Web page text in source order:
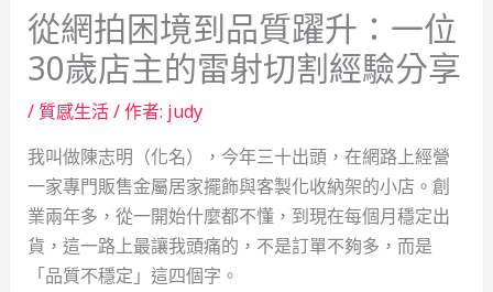
從網拍困境到品質躍升：一位
30歲店主的雷射切割經驗分享
/ 質感生活/ 作者: judy
我叫做陳志明（化名），今年三十出頭，在網路上經營
一家專門販售金屬居家擺飾與客製化收納架的小店。創
業兩年多，從一開始什麼都不懂，到現在每個月穩定出
貨，這一路上最讓我頭痛的，不是訂單不夠多，而是
「品質不穩定」這四個字。